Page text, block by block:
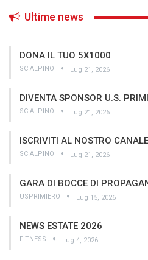
Ultime news
DONA IL TUO 5X1000
SCIALPINO Lug 21, 2026
DIVENTA SPONSOR U.S.
SCIALPINO Lug 21, 2026
ISCRIVITI AL NOSTRO
SCIALPINO Lug 21, 2026
GARA DI BOCCE DI
USPRIMIERO Lug 15, 2026
NEWS ESTATE 2026
FITNESS Lug 4, 2026